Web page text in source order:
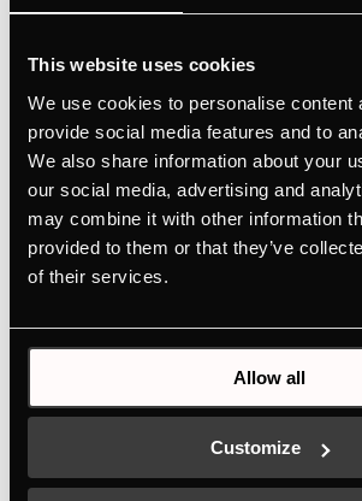
This website uses cookies
We use cookies to personalise content
provide social media features and to
We also share information about your
our social media, advertising and
may combine it with other information
provided to them or that they’ve
of their services.
Allow all
Customize
ÖKO-ЭМАЛЬ
остались пятна, их можно
вытереть влажной
благодаря исключительно
эмалевому покрытию.